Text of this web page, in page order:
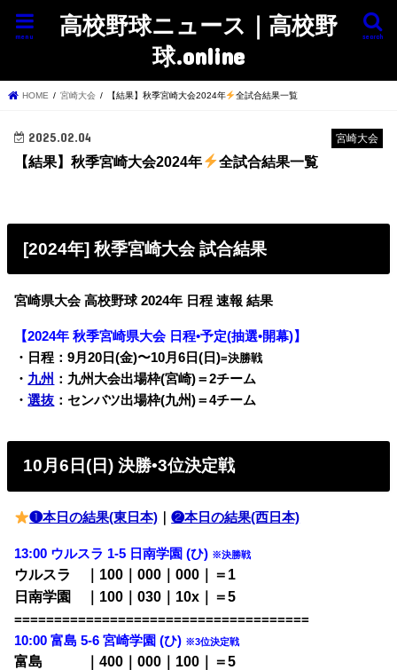
高校野球ニュース｜高校野
球.online
search
menu
HOME 宮崎大会 【結果】秋季宮崎大会2024年 全試合結果一覧
宮崎大会
2025.02.04
【結果】秋季宮崎大会2024年 全試合結果一覧
[2024年] 秋季宮崎大会 試合結果
宮崎県大会 高校野球 2024年 日程 速報 結果
【2024年 秋季宮崎県大会 日程•予定(抽選•開幕)】
・日程：9月20日(金)〜10月6日(日)=決勝戦
・ 九州 ：九州大会出場枠(宮崎)＝2チーム
・選抜 ：センバツ出場枠(九州)＝4チーム
10月6日(日) 決勝•3位決定戦
❶本日の結果(東日本) ｜❷本日の結果(西日本)
13:00 ウルスラ 1-5 日南学園 (ひ) ※決勝戦
ウルスラ ｜100｜000｜000｜＝1
日南学園 ｜100｜030｜10x｜＝5
=====================================
10:00 富島 5-6 宮崎学園 (ひ) ※3位決定戦
富島 ｜400｜000｜100｜＝5